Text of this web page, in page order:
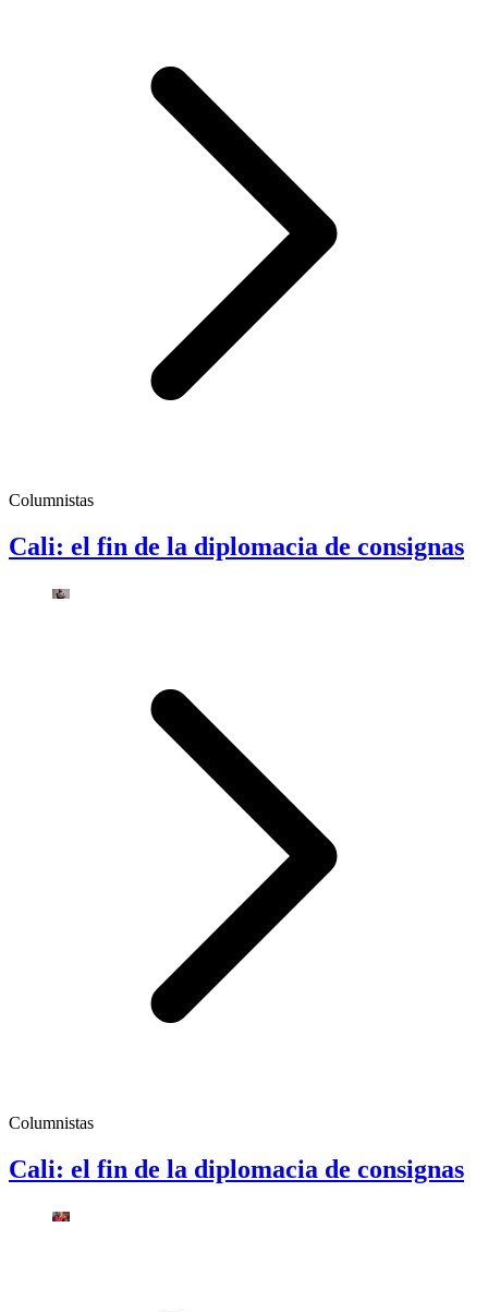
Columnistas
Cali: el fin de la diplomacia de consignas
Columnistas
Cali: el fin de la diplomacia de consignas